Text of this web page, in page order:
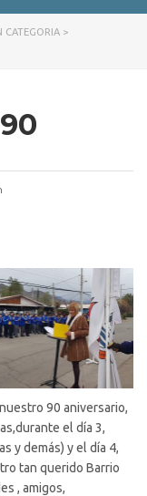
CATEGORIA >
90 aniversario,
el día 3,
y demás) y el día 4,
tan querido Barrio
, amigos,